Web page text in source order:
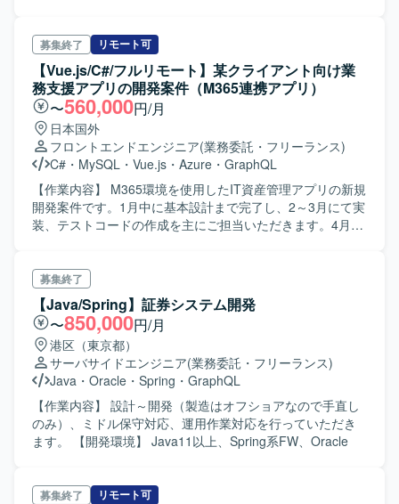
います。REST APIやGraphQLを用いたAPI連携を活用した
アーキテクチャとなります。
す。AWS/GCPを用いた環境構築、IaCによる運用、CI/CDパ
イプラインの構築、Datadog等を用いた監視体制の設計およ
びサービス運用の推進に取り組んでいただきます。 【求め
る人物像】 短期的な実装だけでなく、中長期的な視点でシ
ステムを捉えられ、単純作業ではなく、仕組み化や自動化
による課題解決を好む方。個人の技術追求だけでなく、チ
ームとしての成果を最優先でき、事業成長を自分事として
捉え、能動的にプロジェクトを牽引できる方を求めていま
す。 【開発環境】 言語/フレームワークはKotlin, Java,
Spring Boot, GraphQL (DGS), React, TypeScript。 クラウ
ド環境はAWS (Fargate, RDS, SQS, Redshift), GCP
利用しています。
募集終了 リモート可
【Vue.js/C#/フルリモート】某クライアント向け業
務支援アプリの開発案件（M365連携アプリ）
〜560,000円/月
日本国外
フロントエンドエンジニア(業務委託・フリーランス)
C# ・ MySQL ・ Vue.js ・ Azure ・ GraphQL
【作業内容】 M365環境を使用したIT資産管理アプリの新規
開発案件です。1月中に基本設計まで完了し、2～3月にて実
装、テストコードの作成を主にご担当いただきます。4月以
ができ、フルリモートでの作業が可能です。 【開発環境】
Vue.js（Vue3）、TypeScript、C#（.NET10）、Azure、
Graph API、MySQL、Visual Studioを使用します。
募集終了
【Java/Spring】証券システム開発
〜850,000円/月
港区（東京都）
サーバサイドエンジニア(業務委託・フリーランス)
Java ・ Oracle ・ Spring ・ GraphQL
【作業内容】 設計～開発（製造はオフショアなので手直し
のみ）、ミドル保守対応、運用作業対応を行っていただき
ます。 【開発環境】 Java11以上、Spring系FW、Oracle
募集終了 リモート可